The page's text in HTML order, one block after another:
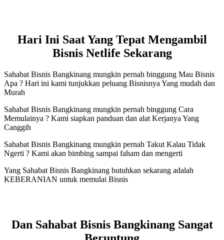
Hari Ini Saat Yang Tepat Mengambil
Bisnis Netlife Sekarang
Sahabat Bisnis Bangkinang mungkin pernah binggung Mau Bisnis
Apa ? Hari ini kami tunjukkan peluang Bisnisnya Yang mudah dan
Murah
Sahabat Bisnis Bangkinang mungkin pernah binggung Cara
Memulainya ? Kami siapkan panduan dan alat Kerjanya Yang
Canggih
Sahabat Bisnis Bangkinang mungkin pernah Takut Kalau Tidak
Ngerti ? Kami akan bimbing sampai faham dan mengerti
Yang Sahabat Bisnis Bangkinang butuhkan sekarang adalah
KEBERANIAN untuk memulai Bisnis
Dan Sahabat Bisnis Bangkinang Sangat